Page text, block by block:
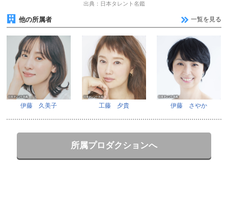
出典：日本タレント名鑑
他の所属者 一覧を見る
伊藤 久美子 工藤 夕貴 伊藤 さやか
所属プロダクションへ